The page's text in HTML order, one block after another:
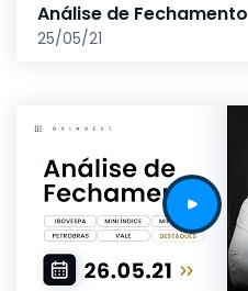
Análise de Fechamento
25/05/21